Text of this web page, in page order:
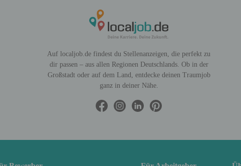
Auf localjob.de findest du Stellenanzeigen, die perfekt zu
dir passen – aus allen Regionen Deutschlands. Ob in der
Großstadt oder auf dem Land, entdecke deinen Traumjob
ganz in deiner Nähe.